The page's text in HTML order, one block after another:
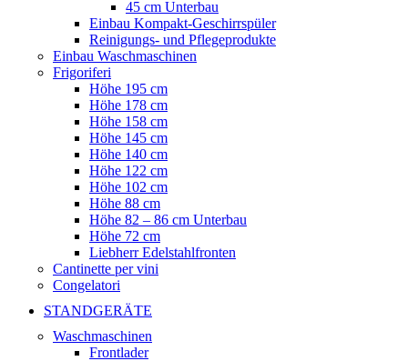
45 cm Unterbau
Einbau Kompakt-Geschirrspüler
Reinigungs- und Pflegeprodukte
Einbau Waschmaschinen
Frigoriferi
Höhe 195 cm
Höhe 178 cm
Höhe 158 cm
Höhe 145 cm
Höhe 140 cm
Höhe 122 cm
Höhe 102 cm
Höhe 88 cm
Höhe 82 – 86 cm Unterbau
Höhe 72 cm
Liebherr Edelstahlfronten
Cantinette per vini
Congelatori
STANDGERÄTE
Waschmaschinen
Frontlader